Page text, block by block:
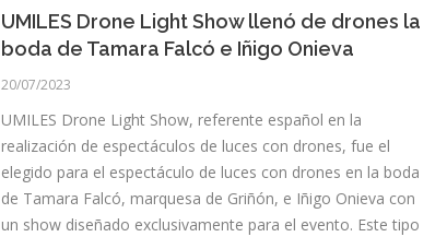
UMILES Drone Light Show llenó de drones la
boda de Tamara Falcó e Iñigo Onieva
20/07/2023
UMILES Drone Light Show, referente español en la
realización de espectáculos de luces con drones, fue el
elegido para el espectáculo de luces con drones en la boda
de Tamara Falcó, marquesa de Griñón, e Iñigo Onieva con
un show diseñado exclusivamente para el evento. Este tipo